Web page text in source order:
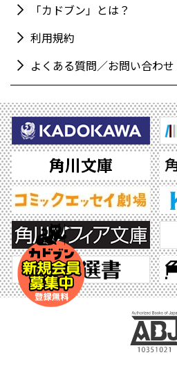
「カドブン」とは？
利用規約
よくある質問／お問い合わせ